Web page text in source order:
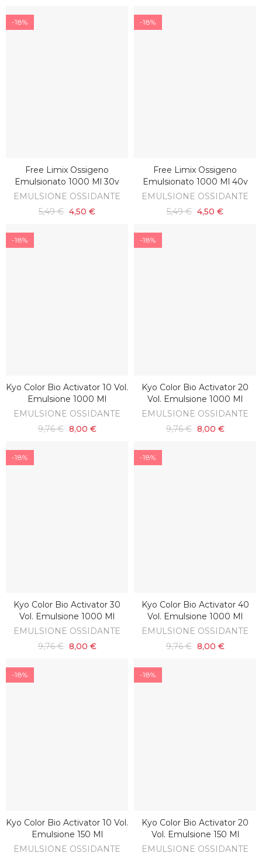
-18%
AGGIUNGI AL CARRELLO
Free Limix Ossigeno
Emulsionato 1000 Ml 30v
EMULSIONE OSSIDANTE
5,49 € 4,50 €
-18%
AGGIUNGI AL CARRELLO
Free Limix Ossigeno
Emulsionato 1000 Ml 40v
EMULSIONE OSSIDANTE
5,49 € 4,50 €
-18%
AGGIUNGI AL CARRELLO
Kyo Color Bio Activator 10 Vol.
Emulsione 1000 Ml
EMULSIONE OSSIDANTE
9,76 € 8,00 €
-18%
AGGIUNGI AL CARRELLO
Kyo Color Bio Activator 20
Vol. Emulsione 1000 Ml
EMULSIONE OSSIDANTE
9,76 € 8,00 €
-18%
AGGIUNGI AL CARRELLO
Kyo Color Bio Activator 30
Vol. Emulsione 1000 Ml
EMULSIONE OSSIDANTE
9,76 € 8,00 €
-18%
AGGIUNGI AL CARRELLO
Kyo Color Bio Activator 40
Vol. Emulsione 1000 Ml
EMULSIONE OSSIDANTE
9,76 € 8,00 €
-18%
AGGIUNGI AL CARRELLO
Kyo Color Bio Activator 10 Vol.
Emulsione 150 Ml
EMULSIONE OSSIDANTE
-18%
AGGIUNGI AL CARRELLO
Kyo Color Bio Activator 20
Vol. Emulsione 150 Ml
EMULSIONE OSSIDANTE